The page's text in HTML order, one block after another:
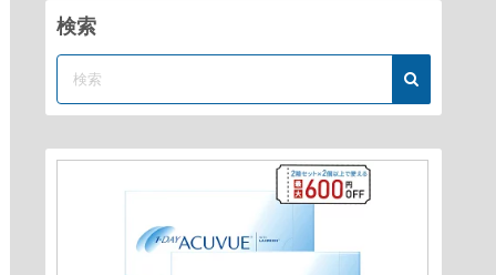
検索